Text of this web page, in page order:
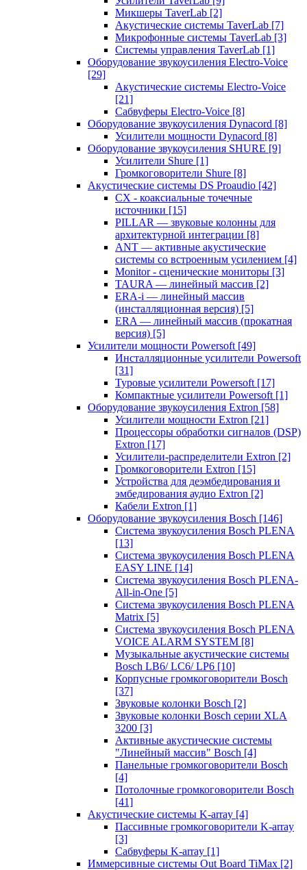
Микшеры TaverLab [2]
Акустические системы TaverLab [7]
Микрофонные системы TaverLab [3]
Системы управления TaverLab [1]
Оборудование звукоусиления Electro-Voice
[29]
Акустические системы Electro-Voice
[21]
Сабвуферы Electro-Voice [8]
Оборудование звукоусиления Dynacord [8]
Усилители мощности Dynacord [8]
Оборудование звукоусиления SHURE [9]
Усилители Shure [1]
Громкоговорители Shure [8]
Акустические системы DS Proaudio [42]
CX - коаксиальные точечные
источники [15]
PILLAR — звуковые колонны для
архитектурной интеграции [8]
ANT — активные акустические
системы со встроенным усилением [4]
Monitor - сценические мониторы [3]
TAURA — линейный массив [2]
ERA-i — линейный массив
(инсталляционная версия) [5]
ERA — линейный массив (прокатная
версия) [5]
Усилители мощности Powersoft [49]
Инсталляционные усилители Powersoft
[31]
Туровые усилители Powersoft [17]
Компактные усилители Powersoft [1]
Оборудование звукоусиления Extron [58]
Усилители мощности Extron [21]
Процессоры обработки сигналов (DSP)
Extron [17]
Усилители-распределители Extron [2]
Громкоговорители Extron [15]
Устройства для деэмбедирования и
эмбедирования аудио Extron [2]
Кабели Extron [1]
Оборудование звукоусиления Bosch [146]
Система звукоусиления Bosch PLENA
[13]
Система звукоусиления Bosch PLENA
EASY LINE [14]
Система звукоусиления Bosch PLENA-
All-in-One [5]
Система звукоусиления Bosch PLENA
Matrix [5]
Система звукоусиления Bosch PLENA
VOICE ALARM SYSTEM [8]
Музыкальные акустические системы
Bosch LB6/ LC6/ LP6 [10]
Корпусные громкоговорители Bosch
[37]
Звуковые колонки Bosch [2]
Звуковые колонки Bosch серии XLA
3200 [3]
Активные акустические системы
"Линейный массив" Bosch [4]
Панельные громкоговорители Bosch
[4]
Потолочные громкоговорители Bosch
[41]
Акустические системы K-array [4]
Пассивные громкоговорители K-array
[3]
Сабвуферы K-array [1]
Иммерсивные системы Out Board TiMax [2]